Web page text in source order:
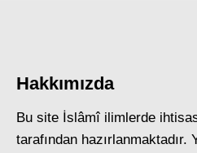
Hakkımızda
Bu site İslâmî ilimlerde
tarafından hazırlanmaktadır.